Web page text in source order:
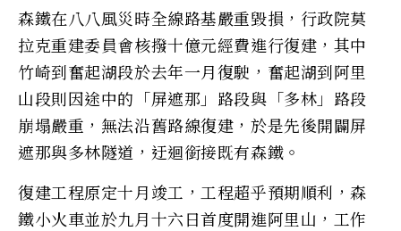
森鐵在八八風災時全線路基嚴重毀損，行政院莫
拉克重建委員會核撥十億元經費進行復建，其中
竹崎到奮起湖段於去年一月復駛，奮起湖到阿里
山段則因途中的「屏遮那」路段與「多林」路段
崩塌嚴重，無法沿舊路線復建，於是先後開闢屏
遮那與多林隧道，迂迴銜接既有森鐵。
復建工程原定十月竣工，工程超乎預期順利，森
鐵小火車並於九月十六日首度開進阿里山，工作